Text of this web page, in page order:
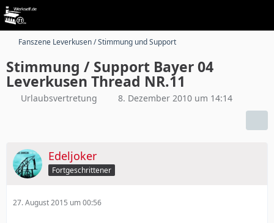
Fanszene Leverkusen / Stimmung und Support
Stimmung / Support Bayer 04
Leverkusen Thread NR.11
Urlaubsvertretung 8. Dezember 2010 um 14:14
Edeljoker
Fortgeschrittener
27. August 2015 um 00:56